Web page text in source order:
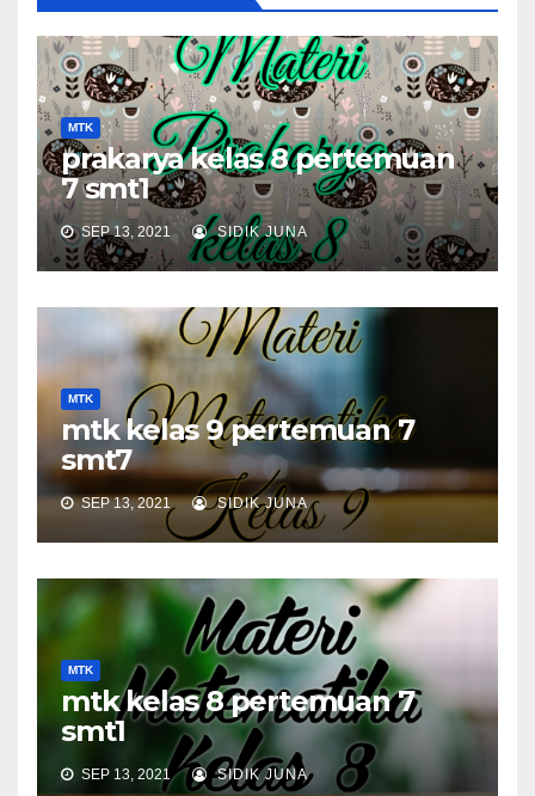
MTK
prakarya kelas 8 pertemuan
7 smt1
SEP 13, 2021 SIDIK JUNA
MTK
mtk kelas 9 pertemuan 7
smt7
SEP 13, 2021 SIDIK JUNA
MTK
mtk kelas 8 pertemuan 7
smt1
SEP 13, 2021 SIDIK JUNA